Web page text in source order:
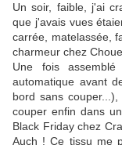
Un soir, faible, j'ai
que j'avais vues
carrée, matelassée,
charmeur chez
Une fois
automatique avant
bord sans
couper enfin dans
Black Friday chez
Auch ! Ce tissu me